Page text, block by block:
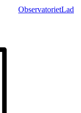
ObservatorietLad